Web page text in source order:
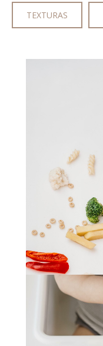
TEXTURAS